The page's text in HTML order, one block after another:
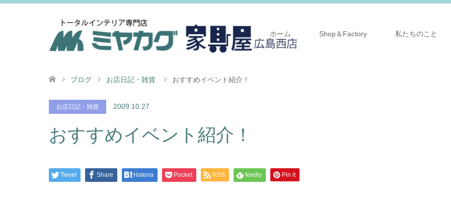
ホーム Shop＆Factory 私たちのこと
ブログ お店日記・雑貨 おすすめイベント紹介！
お店日記・雑貨 2009.10.27
おすすめイベント紹介！
Tweet Share Hatena Pocket RSS feedly Pin it